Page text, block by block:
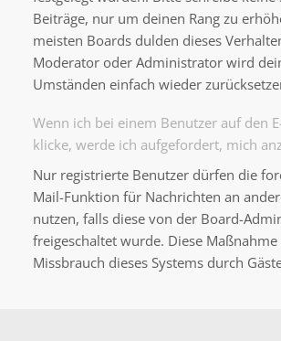
Beiträge, nur um deinen Rang zu
meisten Boards dulden dieses
Moderator oder Administrator wird
Umständen einfach wieder
Wenn ich bei einem Benutzer auf den
klicke, werde ich aufgefordert, mich
Nur registrierte Benutzer dürfen die
Mail-Funktion für Nachrichten an
nutzen, falls diese von der Board-
freigeschaltet wurde. Diese Maßnahme
Missbrauch dieses Systems durch